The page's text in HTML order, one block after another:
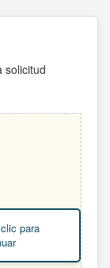
solicitud
para